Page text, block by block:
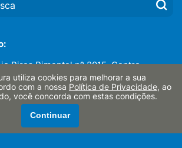
Pires Pimentel nº 2015, Centro
Paulista/SP - CEP: 12914-900
0001-65
utiliza cookies para melhorar a sua
com a nossa Política de Privacidade, ao
você concorda com estas condições.
Continuar